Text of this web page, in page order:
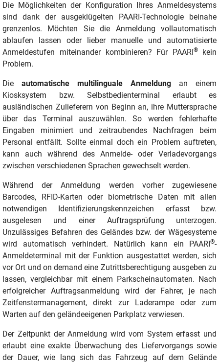
Die Möglichkeiten der Konfiguration Ihres Anmeldesystems
sind dank der ausgeklügelten PAARI-Technologie beinahe
grenzenlos. Möchten Sie die Anmeldung vollautomatisch
ablaufen lassen oder lieber manuelle und automatisierte
Anmeldestufen miteinander kombinieren? Für PAARI®
kein
Problem.
Die automatische multilinguale Anmeldung an einem
Kiosksystem bzw. Selbstbedienterminal erlaubt es
ausländischen Zulieferern von Beginn an, ihre Muttersprache
über das Terminal auszuwählen. So werden fehlerhafte
Eingaben minimiert und zeitraubendes Nachfragen beim
Personal entfällt. Sollte einmal doch ein Problem auftreten,
kann auch während des Anmelde- oder Verladevorgangs
zwischen verschiedenen Sprachen gewechselt werden.
Während der Anmeldung werden vorher zugewiesene
Barcodes, RFID-Karten oder biometrische Daten mit allen
notwendigen Identifizierungskennzeichen erfasst bzw.
ausgelesen und einer Auftragsprüfung unterzogen.
Unzulässiges Befahren des Geländes bzw. der Wägesysteme
wird automatisch verhindert. Natürlich kann ein PAARI ®-
Anmeldeterminal mit der Funktion ausgestattet werden, sich
vor Ort und on demand eine Zutrittsberechtigung ausgeben zu
lassen, vergleichbar mit einem Parkscheinautomaten. Nach
erfolgreicher Auftragsanmeldung wird der Fahrer, je nach
Zeitfenstermanagement, direkt zur Laderampe oder zum
Warten auf den geländeeigenen Parkplatz verwiesen.
Der Zeitpunkt der Anmeldung wird vom System erfasst und
erlaubt eine exakte Überwachung des Liefervorgangs sowie
der Dauer, wie lang sich das Fahrzeug auf dem Gelände